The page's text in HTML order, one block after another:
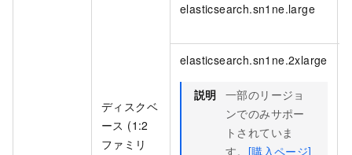
ディスクベ
ース (1:2
ファミリ
elasticsearch.sn1ne.large
elasticsearch.sn1ne.2xlarge
説明 一部のリージョ
ンでのみサポー
トされていま
す。 [購入ページ]